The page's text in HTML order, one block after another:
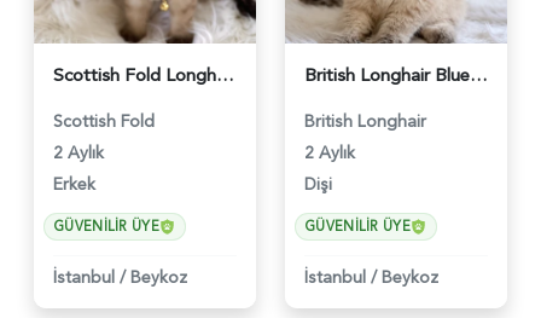
Scottish Fold Longhair Çikolata Erkek Yavrumuz - 6119
Scottish Fold
2 Aylık
Erkek
GÜVENILIR ÜYE
İstanbul / Beykoz
British Longhair Blue Point Afrodit Yuva Arıyor - 6118
British Longhair
2 Aylık
Dişi
GÜVENILIR ÜYE
İstanbul / Beykoz